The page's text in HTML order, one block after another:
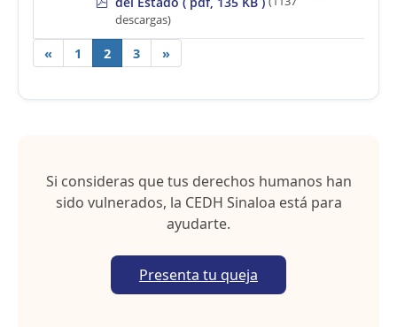
descargas)
« 1 2 3 »
Si consideras que tus derechos humanos han
sido vulnerados, la CEDH Sinaloa está para
ayudarte.
Presenta tu queja